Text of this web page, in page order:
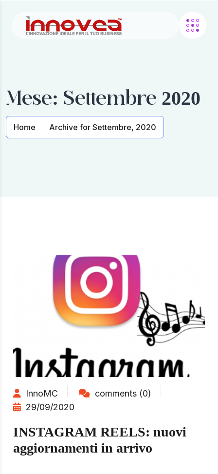
Mese: Settembre 2020
Home Archive for Settembre, 2020
InnoMC
comments (0)
29/09/2020
INSTAGRAM REELS: nuovi
aggiornamenti in arrivo